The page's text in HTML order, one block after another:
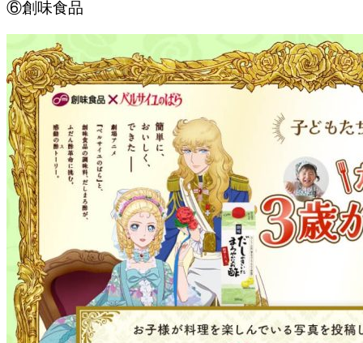
⑥創味食品